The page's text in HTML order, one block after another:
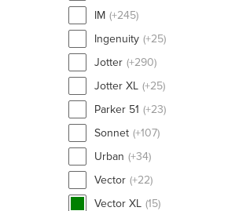
IM (+245)
Ingenuity (+25)
Jotter (+290)
Jotter XL (+25)
Parker 51 (+23)
Sonnet (+107)
Urban (+34)
Vector (+22)
Vector XL (15)